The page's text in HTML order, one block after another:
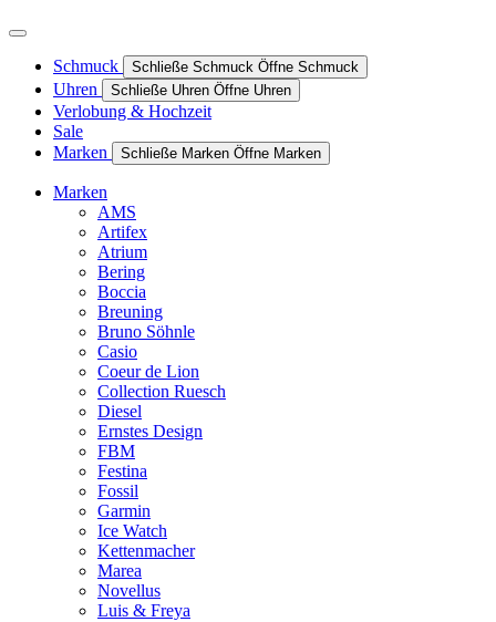
Schmuck Schließe Schmuck Öffne Schmuck
Uhren Schließe Uhren Öffne Uhren
Verlobung & Hochzeit
Sale
Marken
Schließe Marken Öffne Marken
Marken
AMS
Artifex
Atrium
Bering
Boccia
Breuning
Bruno Söhnle
Casio
Coeur de Lion
Collection Ruesch
Diesel
Ernstes Design
FBM
Festina
Fossil
Garmin
Ice Watch
Kettenmacher
Marea
Novellus
Luis & Freya